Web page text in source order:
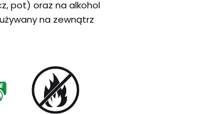
pot) oraz na alkohol
na zewnątrz